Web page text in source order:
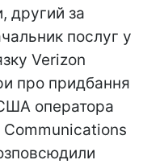
другий за
послуг у
Verizon
про придбання
оператора
Communications